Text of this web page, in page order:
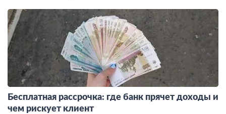
Бесплатная рассрочка: где банк прячет доходы и
чем рискует клиент